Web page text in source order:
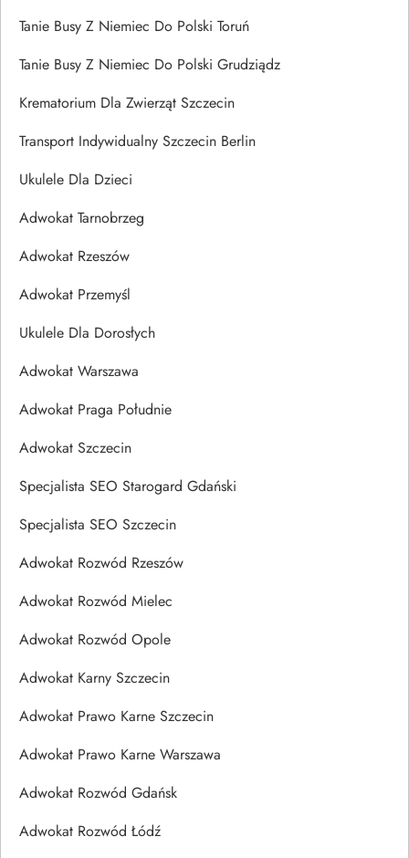
Tanie Busy Z Niemiec Do Polski Toruń
Tanie Busy Z Niemiec Do Polski Grudziądz
Krematorium Dla Zwierząt Szczecin
Transport Indywidualny Szczecin Berlin
Ukulele Dla Dzieci
Adwokat Tarnobrzeg
Adwokat Rzeszów
Adwokat Przemyśl
Ukulele Dla Dorosłych
Adwokat Warszawa
Adwokat Praga Południe
Adwokat Szczecin
Specjalista SEO Starogard Gdański
Specjalista SEO Szczecin
Adwokat Rozwód Rzeszów
Adwokat Rozwód Mielec
Adwokat Rozwód Opole
Adwokat Karny Szczecin
Adwokat Prawo Karne Szczecin
Adwokat Prawo Karne Warszawa
Adwokat Rozwód Gdańsk
Adwokat Rozwód Łódź